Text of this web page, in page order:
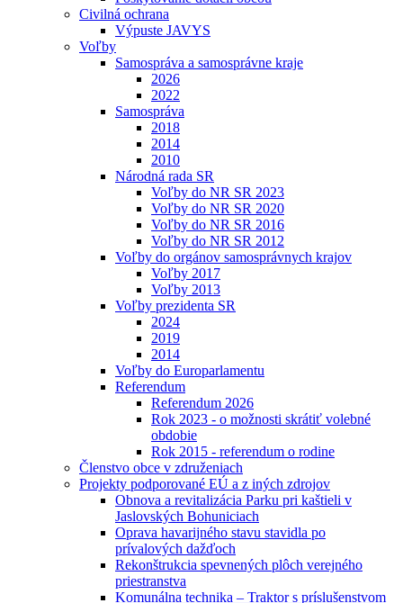
Civilná ochrana
Výpuste JAVYS
Voľby
Samospráva a samosprávne kraje
2026
2022
Samospráva
2018
2014
2010
Národná rada SR
Voľby do NR SR 2023
Voľby do NR SR 2020
Voľby do NR SR 2016
Voľby do NR SR 2012
Voľby do orgánov samosprávnych krajov
Voľby 2017
Voľby 2013
Voľby prezidenta SR
2024
2019
2014
Voľby do Europarlamentu
Referendum
Referendum 2026
Rok 2023 - o možnosti skrátiť volebné
obdobie
Rok 2015 - referendum o rodine
Členstvo obce v združeniach
Projekty podporované EÚ a z iných zdrojov
Obnova a revitalizácia Parku pri kaštieli v
Jaslovských Bohuniciach
Oprava havarijného stavu stavidla po
prívalových dažďoch
Rekonštrukcia spevnených plôch verejného
priestranstva
Komunálna technika – Traktor s príslušenstvom